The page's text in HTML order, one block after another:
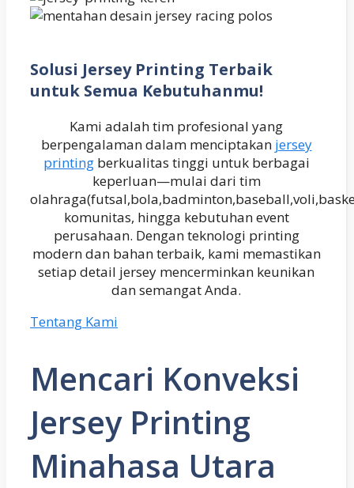
Solusi Jersey Printing Terbaik
untuk Semua Kebutuhanmu!
Kami adalah tim profesional yang
berpengalaman dalam menciptakan jersey
printingberkualitas tinggi untuk berbagai
keperluan—mulai dari tim
komunitas, hingga kebutuhan event
perusahaan. Dengan teknologi printing
modern dan bahan terbaik, kami memastikan
setiap detail jersey mencerminkan keunikan
dan semangat Anda.
Tentang Kami
Mencari Konveksi
Jersey Printing
Minahasa Utara